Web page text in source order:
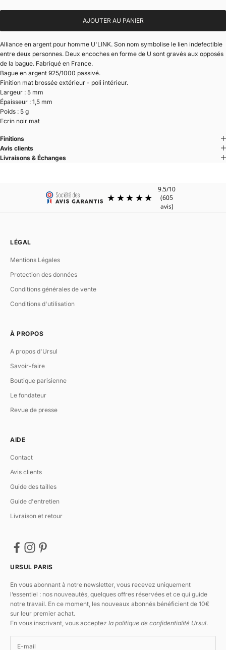
AJOUTER AU PANIER
Alliance en argent pour homme U'LINK. Son nom symbolise le lien indefectible
entre deux personnes. Deux encoches en forme de U sont gravés aux opposés
de la bague. Fabriqué en France.
Bague en argent 925/1000 passivé.
Finition mat brossée extérieur - poli intérieur.
Largeur : 5 mm
Épaisseur : 1,5 mm
Poids : 5 g
Ecrin noir mat
Finitions
Avis clients
Livraisons & Échanges
LÉGAL
Mentions Légales
Protection des données
Conditions générales de vente
Conditions d'utilisation
À PROPOS
A propos d'Ursul
Savoir-faire
Boutique parisienne
Le fondateur
Revue de presse
AIDE
Contact
Avis clients
Guide des tailles
Guide d'entretien
Livraison et retour
URSUL PARIS
En vous abonnant à notre newsletter, vous recevez uniquement
l’essentiel : nos nouveautés, quelques offres réservées et ce qui guide
notre travail. En ce moment, les nouveaux abonnés bénéficient de 10€
sur leur premier achat.
En vous inscrivant, vous acceptez la politique de confidentialité Ursul.